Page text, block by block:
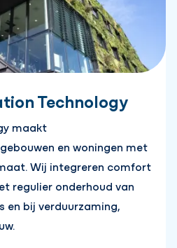
Technology
maakt
en woningen met
Wij integreren comfort
regulier onderhoud van
en bij verduurzaming,